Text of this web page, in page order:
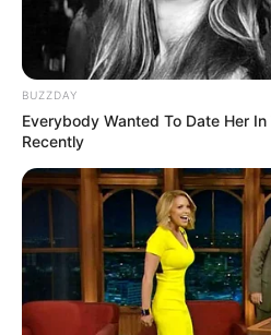
BUZZDAY
Everybody Wanted To Date Her
Recently